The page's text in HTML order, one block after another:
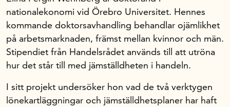
Handelns studentuppsatspris
Infrastrukturellt stöd
Planeringsanslag
Unga forskare
Varför bidrar Handelsrådet?
Forskningssatsningar
nationalekonomi vid Örebro Universitet. Hennes
kommande doktorsavhandling behandlar ojämlikhet
på arbetsmarknaden, främst mellan kvinnor och män.
Stipendiet från Handelsrådet används till att utröna
hur det står till med jämställdheten i handeln.
I sitt projekt undersöker hon vad de två verktygen
lönekartläggningar och jämställdhetsplaner har haft